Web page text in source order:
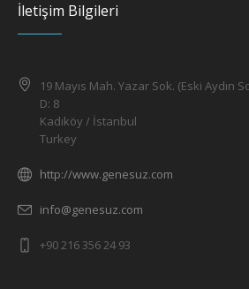
İletişim Bilgileri
19 Mayıs Mah. Yazar Sok. (Eski Aydın
D: 8
Kadıköy / İstanbul
Turkey
http://www.genesuz.com
info@genesuz.com
+90 216 356 24 93